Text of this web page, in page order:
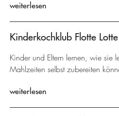
weiterlesen
Kinderkochklub Flotte Lotte
Kinder und Eltern lernen, wie sie
Mahlzeiten selbst zubereiten
weiterlesen